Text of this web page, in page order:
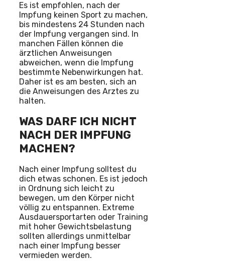
Es ist empfohlen, nach der
Impfung keinen Sport zu machen,
bis mindestens 24 Stunden nach
der Impfung vergangen sind. In
manchen Fällen können die
ärztlichen Anweisungen
abweichen, wenn die Impfung
bestimmte Nebenwirkungen hat.
Daher ist es am besten, sich an
die Anweisungen des Arztes zu
halten.
WAS DARF ICH NICHT
NACH DER IMPFUNG
MACHEN?
Nach einer Impfung solltest du
dich etwas schonen. Es ist jedoch
in Ordnung sich leicht zu
bewegen, um den Körper nicht
völlig zu entspannen. Extreme
Ausdauersportarten oder Training
mit hoher Gewichtsbelastung
sollten allerdings unmittelbar
nach einer Impfung besser
vermieden werden.